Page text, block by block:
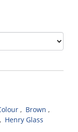
, Brown ,
, Henry Glass